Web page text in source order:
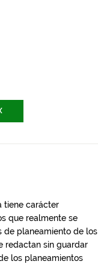
tiene carácter
que realmente se
de planeamiento de los
redactan sin guardar
los planeamientos